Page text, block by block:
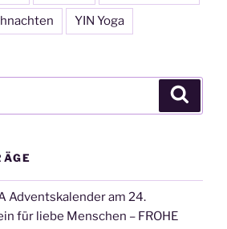
YIN Yoga
Adventskalender am 24.
für liebe Menschen – FROHE